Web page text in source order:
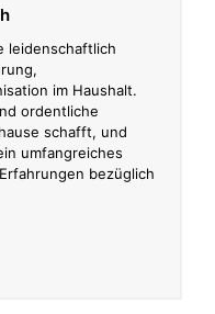
leidenschaftlich
im Haushalt.
ordentliche
schafft, und
umfangreiches
bezüglich